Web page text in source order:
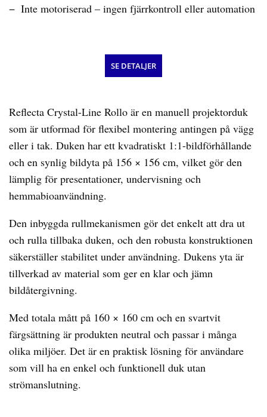
Reflecta Crystal-Line Rollo är en manuell projektorduk
som är utformad för flexibel montering antingen på vägg
eller i tak. Duken har ett kvadratiskt 1:1-bildförhållande
och en synlig bildyta på 156 × 156 cm, vilket gör den
lämplig för presentationer, undervisning och
hemmabioanvändning.
Den inbyggda rullmekanismen gör det enkelt att dra ut
och rulla tillbaka duken, och den robusta konstruktionen
säkerställer stabilitet under användning. Dukens yta är
tillverkad av material som ger en klar och jämn
bildåtergivning.
Med totala mått på 160 × 160 cm och en svartvit
färgsättning är produkten neutral och passar i många
olika miljöer. Det är en praktisk lösning för användare
som vill ha en enkel och funktionell duk utan
strömanslutning.
Inte motoriserad – ingen fjärrkontroll eller automation
SE DETALJER